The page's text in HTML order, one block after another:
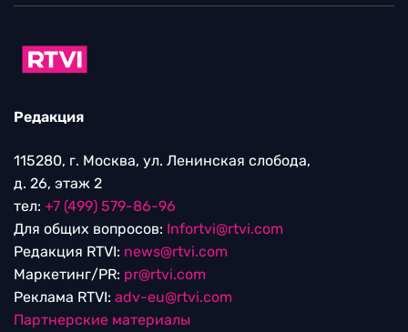
Редакция
115280, г. Москва, ул. Ленинская слобода,
д. 26, этаж 2
тел: +7 (499) 579-86-96
Для общих вопросов: Infortvi@rtvi.com
Редакция RTVI: news@rtvi.com
Маркетинг/PR: pr@rtvi.com
Реклама RTVI: adv-eu@rtvi.com
Партнерские материалы